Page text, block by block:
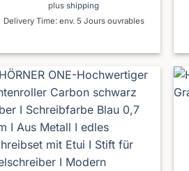
plusshipping
Delivery Time: env. 5 Jours ouvrables